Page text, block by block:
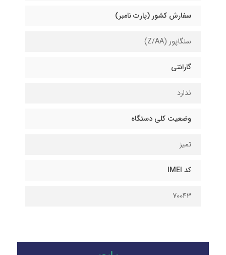
سفارش کشور (پارت نامبر)
سنگاپور (Z/AA)
گارانتی
ندارد
وضعیت کلی دستگاه
تمیز
کد IMEI
70043